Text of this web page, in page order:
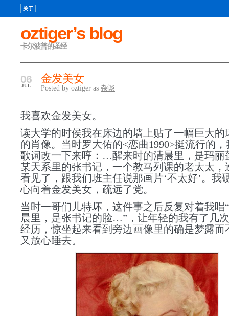
oztiger’s blog
卡尔波普的圣经
关于
金发美女
06
JUL Posted by oztiger as 杂谈
我喜欢金发美女。
读大学的时侯我在床边的墙上贴了一幅巨大的
的肖像。当时罗大佑的<恋曲1990>挺流行的
歌词改一下来哼：…醒来时的清晨里，是玛
某天系里的张书记，一个教马列课的老太太，
看见了，跟我们班主任说那画片‘不太好’。我
心向着金发美女，疏远了党。
当时一哥们儿特坏，这件事之后反复对着我唱“
晨里，是张书记的脸…”，让年轻的我有了几
经历，惊坐起来看到旁边画像里的确是梦露而
又放心睡去。